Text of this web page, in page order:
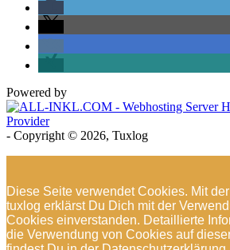
Powered by
- Copyright © 2026, Tuxlog
Diese Seite verwendet Cookies. Mit
tuxlog erklärst Du Dich mit der
Cookies einverstanden. Detaillierte
die Verwendung von Cookies auf